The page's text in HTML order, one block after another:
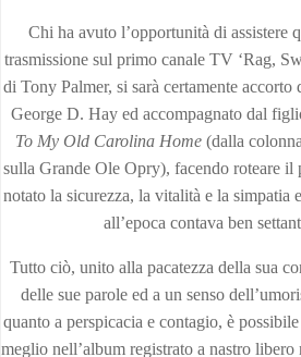
Chi ha avuto l’opportunità di assistere
trasmissione sul primo canale TV ‘Rag,
di Tony Palmer, si sarà certamente
George D. Hay ed accompagnato dal
To My Old Carolina Home(dalla
sulla Grande Ole Opry), facendo roteare il
notato la sicurezza, la vitalità e la simpatia
all’epoca contava ben
Tutto ciò, unito alla pacatezza della sua
delle sue parole ed a un senso
quanto a perspicacia e contagio, è
meglio nell’album registrato a nastro